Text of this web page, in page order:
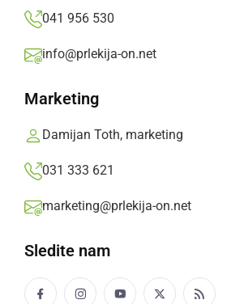
041 956 530
info@prlekija-on.net
Marketing
Damijan Toth, marketing
031 333 621
marketing@prlekija-on.net
Sledite nam
Popularne rubrike novic
Kultura
Politika